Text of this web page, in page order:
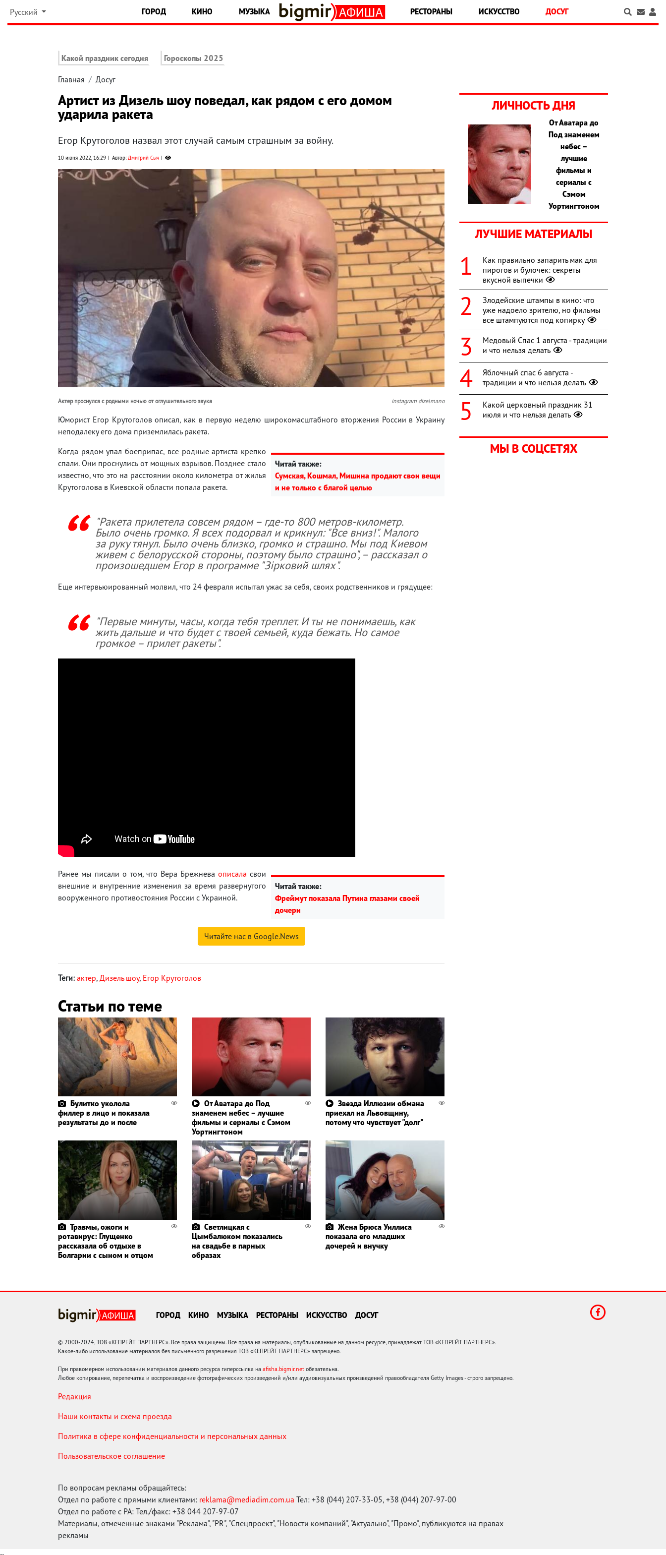
Русский ГОРОД КИНО МУЗЫКА РЕСТОРАНЫ ИСКУССТВО ДОСУГ
Какой праздник сегодня Гороскопы 2025
Главная Досуг
Артист из Дизель шоу поведал, как рядом с его домом
ударила ракета
Егор Крутоголов назвал этот случай самым страшным за войну.
10 июня 2022, 16:29 Автор:Дмитрий Сыч
Актер проснулся с родными ночью от оглушительного звука instagram dizelmano
Юморист Егор Крутоголов описал, как в первую неделю широкомасштабного вторжения России в Украину
неподалеку его дома приземлилась ракета.
Читай также:
Сумская, Кошмал, Мишина продают свои вещи
и не только с благой целью
Когда рядом упал боеприпас, все родные артиста крепко
спали. Они проснулись от мощных взрывов. Позднее стало
известно, что это на расстоянии около километра от жилья
Крутоголова в Киевской области попала ракета.
"Ракета прилетела совсем рядом – где-то 800 метров-километр.
Было очень громко. Я всех подорвал и крикнул: "Все вниз!". Малого
за руку тянул. Было очень близко, громко и страшно. Мы под Киевом
живем с белорусской стороны, поэтому было страшно", – рассказал о
произошедшем Егор в программе "Зірковий шлях".
Еще интервьюированный молвил, что 24 февраля испытал ужас за себя, своих родственников и грядущее:
"Первые минуты, часы, когда тебя треплет. И ты не понимаешь, как
жить дальше и что будет с твоей семьей, куда бежать. Но самое
громкое – прилет ракеты".
Читай также:
Фреймут показала Путина глазами своей
дочери
Ранее мы писали о том, что Вера Брежневаописала свои
внешние и внутренние изменения за время развернутого
вооруженного противостояния России с Украиной.
Читайте нас в Google.News
Теги: актер, Дизель шоу, Егор Крутоголов
Статьи по теме
Булитко уколола
филлер в лицо и показала
результаты до и после
От Аватара до Под
знаменем небес – лучшие
фильмы и сериалы с Сэмом
Уортингтоном
Звезда Иллюзии обмана
приехал на Львовщину,
потому что чувствует "долг"
Травмы, ожоги и
ротавирус: Глущенко
рассказала об отдыхе в
Болгарии с сыном и отцом
Светлицкая с
Цымбалюком показались
на свадьбе в парных
образах
Жена Брюса Уиллиса
показала его младших
дочерей и внучку
ЛИЧНОСТЬ ДНЯ
От Аватара до
Под знаменем
небес –
лучшие
фильмы и
сериалы с
Сэмом
Уортингтоном
ЛУЧШИЕ МАТЕРИАЛЫ
Как правильно запарить мак для
пирогов и булочек: секреты
вкусной выпечки
Злодейские штампы в кино: что
уже надоело зрителю, но фильмы
все штампуются под копирку
Медовый Спас 1 августа - традиции
и что нельзя делать
Яблочный спас 6 августа -
традиции и что нельзя делать
Какой церковный праздник 31
июля и что нельзя делать
МЫ В СОЦСЕТЯХ
ГОРОД КИНО МУЗЫКА РЕСТОРАНЫ ИСКУССТВО ДОСУГ
© 2000-2024, ТОВ «КЕПРЕЙТ ПАРТНЕРС». Все права защищены. Все права на материалы, опубликованные на данном ресурсе, принадлежат ТОВ «КЕПРЕЙТ ПАРТНЕРС».
Какое-либо использование материалов без письменного разрешения ТОВ «КЕПРЕЙТ ПАРТНЕРС» запрещено.
При правомерном использовании материалов данного ресурса гиперссылка на afisha.bigmir.net обязательна.
Любое копирование, перепечатка и воспроизведение фотографических произведений и/или аудиовизуальных произведений правообладателя Getty Images - строго запрещено.
Редакция
Наши контакты и схема проезда
Политика в сфере конфиденциальности и персональных данных
Пользовательское соглашение
По вопросам рекламы обращайтесь:
Отдел по работе с прямыми клиентами: reklama@mediadim.com.ua Тел: +38 (044) 207-33-05, +38 (044) 207-97-00
Отдел по работе с РА: Тел./факс: +38 044 207-97-07
Материалы, отмеченные знаками "Реклама", "PR", "Спецпроект", "Новости компаний", "Актуально", "Промо", публикуются на правах
рекламы